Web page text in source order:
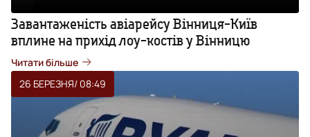
Завантаженість авіарейсу Вінниця-Київ
вплине на прихід лоу-костів у Вінницю
Читати більше
26 БЕРЕЗНЯ/ 08:49